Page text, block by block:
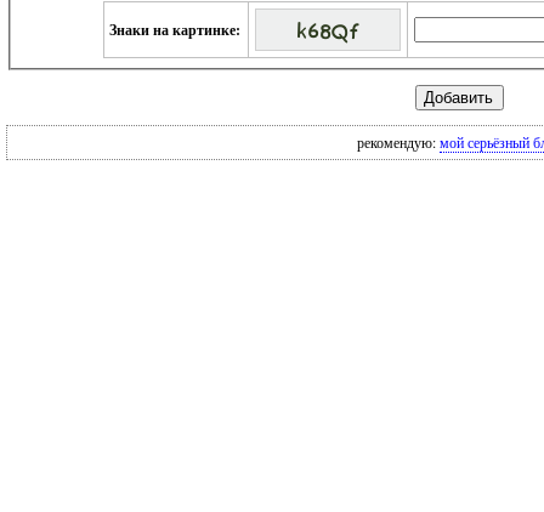
Знаки на картинке:
рекомендую: мой серьёзный